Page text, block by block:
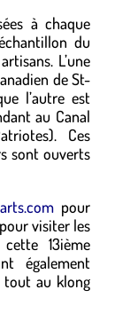
à chaque
du
L’une
de St-
l’autre est
au Canal
Ces
sont ouverts
pour
visiter les
13ième
également
au klong